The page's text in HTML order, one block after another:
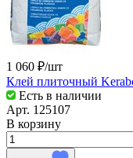
1 060 ₽/шт
Клей плиточный
Есть в наличии
Арт. 125107
В корзину